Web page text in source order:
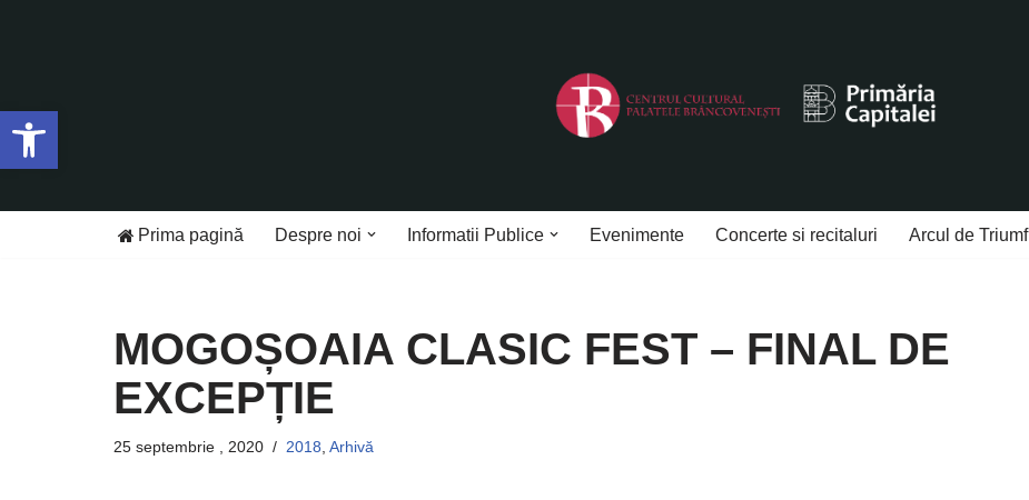
Deschide bara de unelte
conținut
Prima pagină Despre noi Informatii Publice Evenimente Concerte si recitaluri Arcul de Triumf
MOGOȘOAIA CLASIC FEST – FINAL DE
EXCEPȚIE
25 septembrie , 2020 2018 Arhivă